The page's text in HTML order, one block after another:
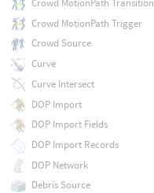
Crowd MotionPath Transition
Crowd MotionPath Trigger
Crowd Source
Curve
Curve Intersect
DOP Import
DOP Import Fields
DOP Import Records
DOP Network
Debris Source